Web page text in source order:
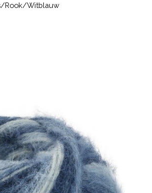
Rook/Witblauw